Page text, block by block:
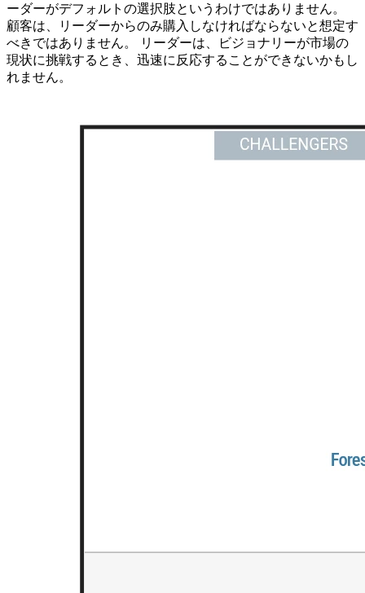
ーダーがデフォルトの選択肢というわけではありません。
顧客は、リーダーからのみ購入しなければならないと想定す
べきではありません。 リーダーは、ビジョナリーが市場の
現状に挑戦するとき、迅速に反応することができないかもし
れません。